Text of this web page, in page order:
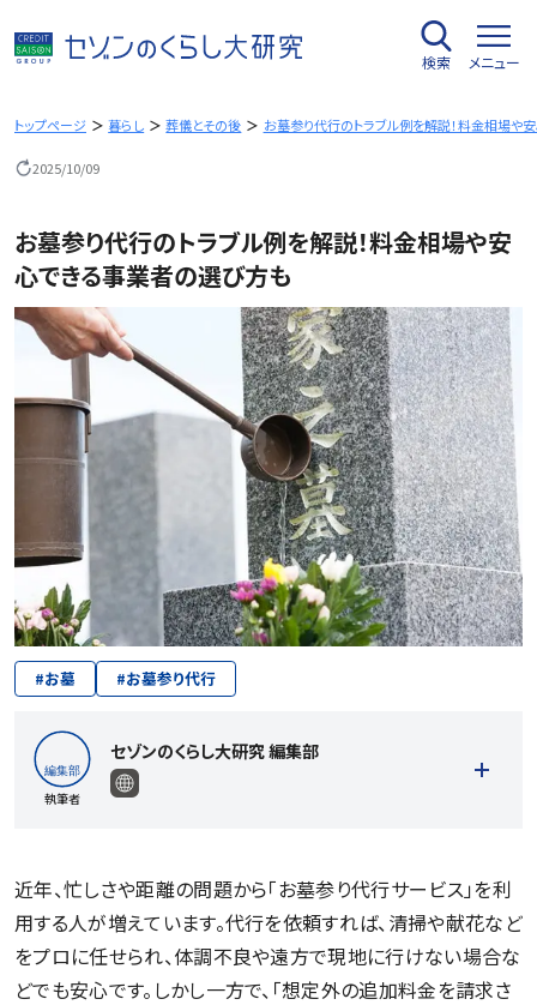
容
を
キ
検索 メニュー
トップページ 暮らし 葬儀とその後 お墓参り代行のトラブル例を解説！料金相場や
2025/10/09
お墓参り代行のトラブル例を解説！料金相場や安
心できる事業者の選び方も
#お墓 #お墓参り代行
執筆者
セゾンのくらし大研究 編集部
記事一覧を見る
近年、忙しさや距離の問題から「お墓参り代行サービス」を利
用する人が増えています。代行を依頼すれば、清掃や献花など
をプロに任せられ、体調不良や遠方で現地に行けない場合な
どでも安心です。しかし一方で、「想定外の追加料金を請求さ